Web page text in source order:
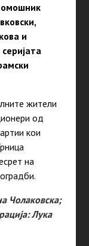
и
жители
од
кои
на
Чолаковска;
Лука